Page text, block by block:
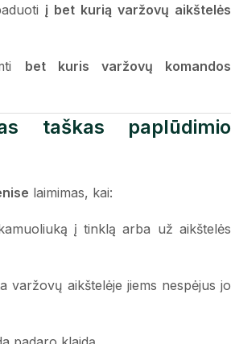
į bet kurią varžovų aikštelės
bet kuris varžovų komandos
taškas paplūdimio
laimimas, kai:
į tinklą arba už aikštelės
varžovų aikštelėje jiems nespėjus jo